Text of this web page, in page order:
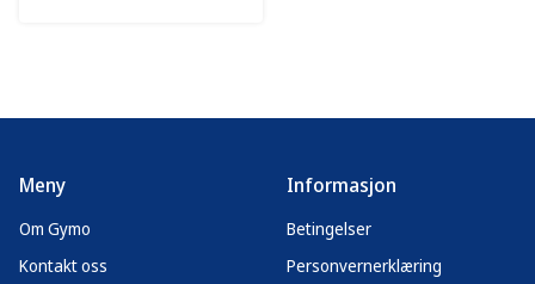
Meny
Om Gymo
Kontakt oss
Informasjon
Betingelser
Personvernerklæring